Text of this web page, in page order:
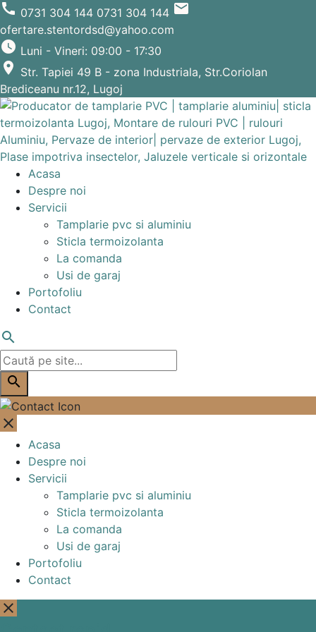
call 0731 304 144 0731 304 144 email
ofertare.stentordsd@yahoo.com
watch_later Luni - Vineri: 09:00 - 17:30
place Str. Tapiei 49 B - zona Industriala, Str.Coriolan
Brediceanu nr.12, Lugoj
Acasa
Despre noi
Servicii
Tamplarie pvc si aluminiu
Sticla termoizolanta
La comanda
Usi de garaj
Portofoliu
Contact
search
search
close
Acasa
Despre noi
Servicii
Tamplarie pvc si aluminiu
Sticla termoizolanta
La comanda
Usi de garaj
Portofoliu
Contact
close